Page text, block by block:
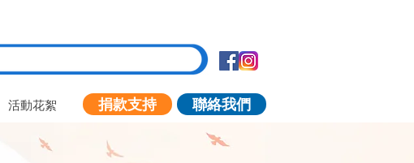
活動花絮 捐款支持 聯絡我們